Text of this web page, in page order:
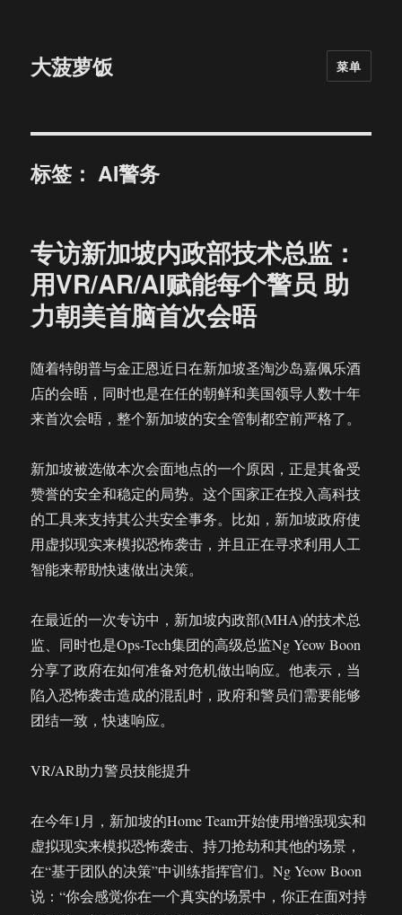
大菠萝饭 菜单
标签：AI警务
专访新加坡内政部技术总监：
用VR/AR/AI赋能每个警员 助
力朝美首脑首次会晤
随着特朗普与金正恩近日在新加坡圣淘沙岛嘉佩乐酒
店的会晤，同时也是在任的朝鲜和美国领导人数十年
来首次会晤，整个新加坡的安全管制都空前严格了。
新加坡被选做本次会面地点的一个原因，正是其备受
赞誉的安全和稳定的局势。这个国家正在投入高科技
的工具来支持其公共安全事务。比如，新加坡政府使
用虚拟现实来模拟恐怖袭击，并且正在寻求利用人工
智能来帮助快速做出决策。
在最近的一次专访中，新加坡内政部(MHA)的技术总
监、同时也是Ops-Tech集团的高级总监Ng Yeow Boon
分享了政府在如何准备对危机做出响应。他表示，当
陷入恐怖袭击造成的混乱时，政府和警员们需要能够
团结一致，快速响应。
VR/AR助力警员技能提升
在今年1月，新加坡的Home Team开始使用增强现实和
虚拟现实来模拟恐怖袭击、持刀抢劫和其他的场景，
在“基于团队的决策”中训练指挥官们。Ng Yeow Boon
说：“你会感觉你在一个真实的场景中，你正在面对持